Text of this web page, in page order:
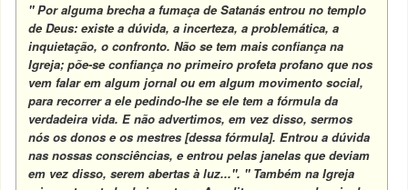
" Por alguma brecha a fumaça de Satanás entrou no templo
de Deus: existe a dúvida, a incerteza, a problemática, a
inquietação, o confronto. Não se tem mais confiança na
Igreja; põe-se confiança no primeiro profeta profano que nos
vem falar em algum jornal ou em algum movimento social,
para recorrer a ele pedindo-lhe se ele tem a fórmula da
verdadeira vida. E não advertimos, em vez disso, sermos
nós os donos e os mestres [dessa fórmula]. Entrou a dúvida
nas nossas consciências, e entrou pelas janelas que deviam
em vez disso, serem abertas à luz...". " Também na Igreja